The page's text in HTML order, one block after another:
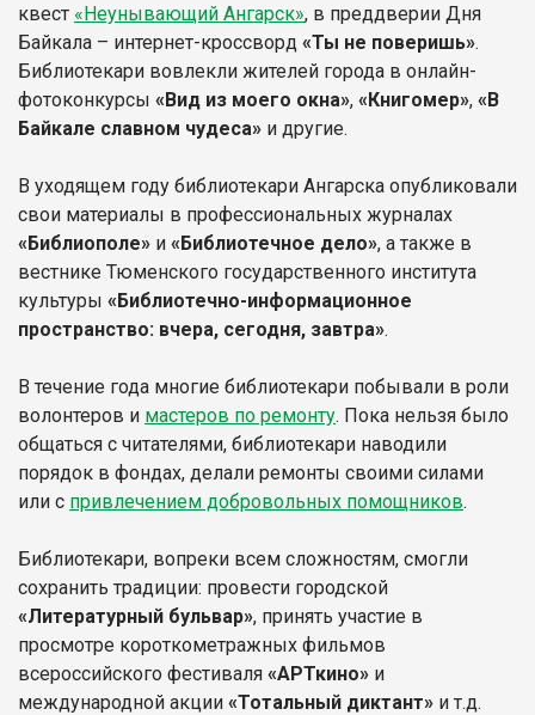
квест «Неунывающий Ангарск», в преддверии Дня
Байкала – интернет-кроссворд «Ты не поверишь».
Библиотекари вовлекли жителей города в онлайн-
фотоконкурсы «Вид из моего окна», «Книгомер», «В
Байкале славном чудеса» и другие.
В уходящем году библиотекари Ангарска опубликовали
свои материалы в профессиональных журналах
«Библиополе» и «Библиотечное дело», а также в
вестнике Тюменского государственного института
культуры «Библиотечно-информационное
пространство: вчера, сегодня, завтра».
В течение года многие библиотекари побывали в роли
волонтеров и мастеров по ремонту. Пока нельзя было
общаться с читателями, библиотекари наводили
порядок в фондах, делали ремонты своими силами
или с привлечением добровольных помощников.
Библиотекари, вопреки всем сложностям, смогли
сохранить традиции: провести городской
«Литературный бульвар», принять участие в
просмотре короткометражных фильмов
всероссийского фестиваля «АРТкино» и
международной акции «Тотальный диктант» и т.д.